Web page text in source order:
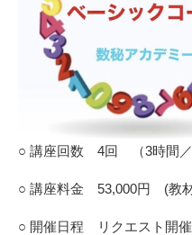
○ 講座回数 4回 （3時間／
○ 講座料金 53,000円 (教材
○ 開催日程 リクエスト開